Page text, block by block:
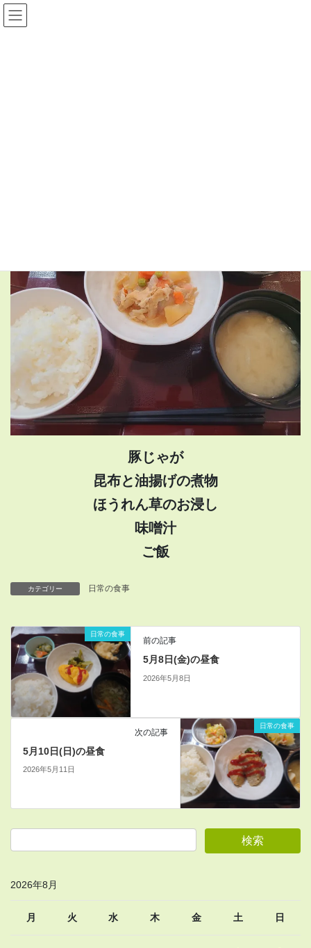
コ
ン
ナ
ビ
豚じゃが
昆布と油揚げの煮物
ほうれん草のお浸し
味噌汁
ご飯
カテゴリー 日常の食事
日常の食事
前の記事
5月8日(金)の昼食
2026年5月8日
日常の食事
次の記事
5月10日(日)の昼食
2026年5月11日
2026年8月
月 火 水 木 金 土 日